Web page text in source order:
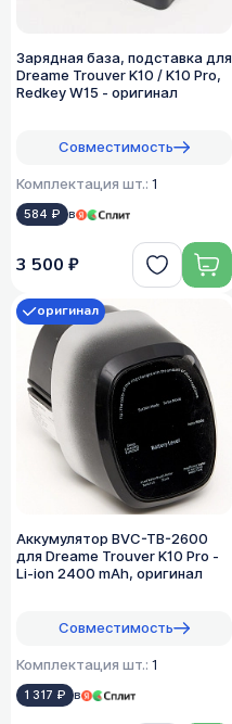
Зарядная база, подставка для
Dreame Trouver K10 / K10 Pro,
Redkey W15 - оригинал
Совместимость
Комплектация шт.: 1
584 ₽ в
3 500 ₽
Аккумулятор BVC-TB-2600
для Dreame Trouver K10 Pro -
Li-ion 2400 mAh, оригинал
Совместимость
Комплектация шт.: 1
1 317 ₽ в
оригинал